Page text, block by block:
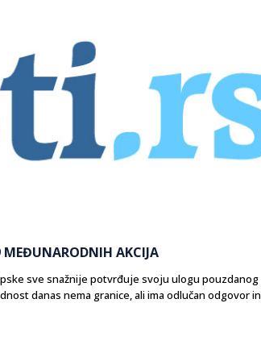
MEĐUNARODNIH AKCIJA
sve snažnije potvrđuje svoju ulogu
danas nema granice, ali ima odlučan odgovor